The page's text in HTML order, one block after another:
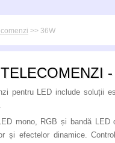
>> 36W
pentru LED include soluții
mono, RGB și bandă LED
și efectelor dinamice.